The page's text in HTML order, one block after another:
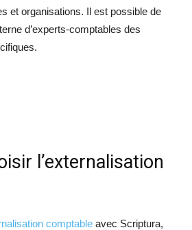
et organisations. Il est possible de
d’experts-comptables des
l’externalisation
comptable avec Scriptura,